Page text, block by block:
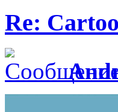
Re: